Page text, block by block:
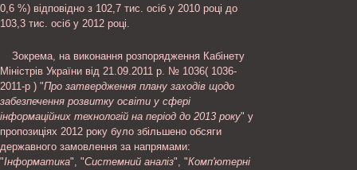
0,6 %) відповідно з 102,7 тис. осіб у 2010 році до
103,3 тис. осіб у 2012 році.
Зокрема, на виконання розпорядження Кабінету
Міністрів України від 21.09.2011 р. № 1036( 1036-
2011-р ) "Про затвердження плану заходів щодо
забезпечення розвитку освіти у сфері
інформаційних технологій на період до 2013 року" у
пропозиціях 2012 року було збільшено обсяги
державного замовлення за напрямами:
"Інформатика", "Системний аналіз", "Комп'ютерні